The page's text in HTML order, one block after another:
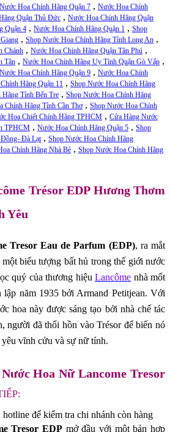
Nước Hoa Chính Hãng Quận 7 , Nước Hoa Chính
Quận Thủ Đức , Nước Hoa Chính Hãng Quận
Quận 4 , Nước Hoa Chính Hãng Quận 1 , Shop
, Shop Nước Hoa Chính Hãng Tỉnh Long An ,
Chánh , Nước Hoa Chính Hãng Quận Tân Phú ,
Tân , Nước Hoa Chính Hãng Uy Tính Quận Gò Vấp ,
Nước Hoa Chính Hãng Quận 9 , Nước Hoa Chính
Hãng Quận 11 , Shop Nước Hoa Chính Hãng
Tỉnh Bến Tre , Shop Nước Hoa Chính Hãng
Chính Hãng Tỉnh Cần Thơ , Shop Nước Hoa Chính
Hoa Chiết Chính Hãng TPHCM , Cửa Hàng Nước
TPHCM , Nước Hoa Chính Hãng Quận 5 , Shop
Đồng- Đà Lạt , Shop Nước Hoa Chính Hãng
Chính Hãng Nhà Bè , Shop Nước Hoa Chính Hãng
Trésor EDP Hương Thơm
Yêu
Tresor Eau de Parfum (EDP), ra mắt
biểu tượng bất hủ trong thế giới nước
quý của thương hiệu Lancôme nhà mốt
lập năm 1935 bởi Armand Petitjean. Với
hoa này được sáng tạo bởi nhà chế tác
người đã thổi hồn vào Trésor để biến nó
vĩnh cửu và sự nữ tính.
Hoa Nữ Lancome Tresor
Tresor EDP mở đầu với một bản hợp
để kiểm tra chi nhánh còn hàng